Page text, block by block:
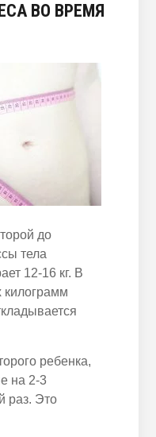
ВО ВРЕМЯ
до
тела
12-16 кг. В
килограмм
ребенка,
на 2-3
раз. Это